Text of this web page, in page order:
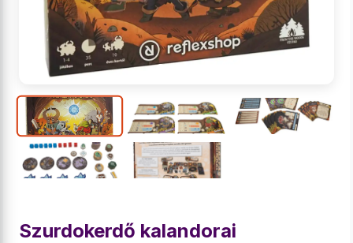
Szurdokerdő kalandorai